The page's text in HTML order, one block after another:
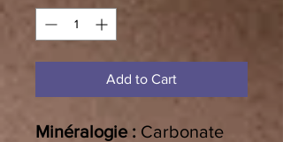
Add to Cart
Minéralogie : Carbonate